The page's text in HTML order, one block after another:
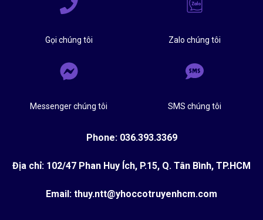
Gọi chúng tôi Zalo chúng tôi
Messenger chúng tôi SMS chúng tôi
Phone: 036.393.3369
Địa chỉ: 102/47 Phan Huy Ích, P.15, Q. Tân Bình, TP.HCM
Email: thuy.ntt@yhoccotruyenhcm.com